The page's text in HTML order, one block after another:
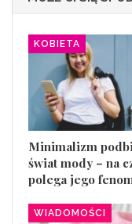
KOBIETA
Minimalizm
świat mody – na
polega jego
WIADOMOŚCI